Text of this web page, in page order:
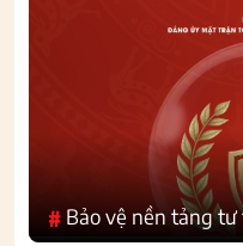
# Bảo vệ nền tảng